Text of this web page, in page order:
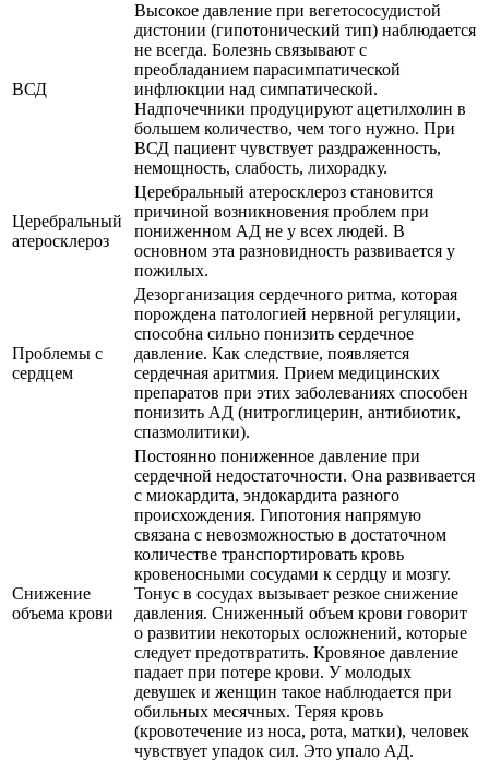
ВСД
Высокое давление при вегетососудистой
дистонии (гипотонический тип) наблюдается
не всегда. Болезнь связывают с
преобладанием парасимпатической
инфлюкции над симпатической.
Надпочечники продуцируют ацетилхолин в
большем количество, чем того нужно. При
ВСД пациент чувствует раздраженность,
немощность, слабость, лихорадку.
Церебральный
атеросклероз
Церебральный атеросклероз становится
причиной возникновения проблем при
пониженном АД не у всех людей. В
основном эта разновидность развивается у
пожилых.
Проблемы с
сердцем
Дезорганизация сердечного ритма, которая
порождена патологией нервной регуляции,
способна сильно понизить сердечное
давление. Как следствие, появляется
сердечная аритмия. Прием медицинских
препаратов при этих заболеваниях способен
понизить АД (нитроглицерин, антибиотик,
спазмолитики).
Снижение
объема крови
Постоянно пониженное давление при
сердечной недостаточности. Она развивается
с миокардита, эндокардита разного
происхождения. Гипотония напрямую
связана с невозможностью в достаточном
количестве транспортировать кровь
кровеносными сосудами к сердцу и мозгу.
Тонус в сосудах вызывает резкое снижение
давления. Сниженный объем крови говорит
о развитии некоторых осложнений, которые
следует предотвратить. Кровяное давление
падает при потере крови. У молодых
девушек и женщин такое наблюдается при
обильных месячных. Теряя кровь
(кровотечение из носа, рота, матки), человек
чувствует упадок сил. Это упало АД.